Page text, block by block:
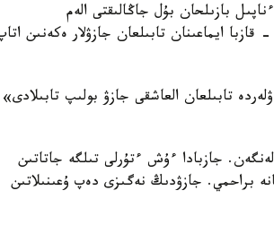
بازىلحان بۇل جاڭالىقتى الەم
ايماعىنان تابىلعان جازۋلار ەكەنىن
تابىلعان العاشقى جازۋ بولىپ تابىلادى»
جازبادا ءۇش ءتۇرلى تىلگە جاتاتىن
براحمي. جازۋدىڭ نەگىزى دەپ ۇعىنىلاتىن